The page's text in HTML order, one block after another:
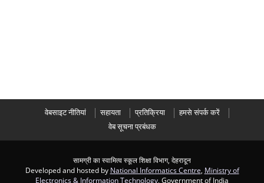
वेबसाइट नीतियां सहायता प्रतिक्रिया
हमसे संपर्क करें
वेब सूचना प्रबंधक
सामग्री का स्वामित्व स्कूल शिक्षा विभाग, देहरादून
Developed and hosted by National Informatics Centre Ministry of
Electronics & Information Technology , Government of India